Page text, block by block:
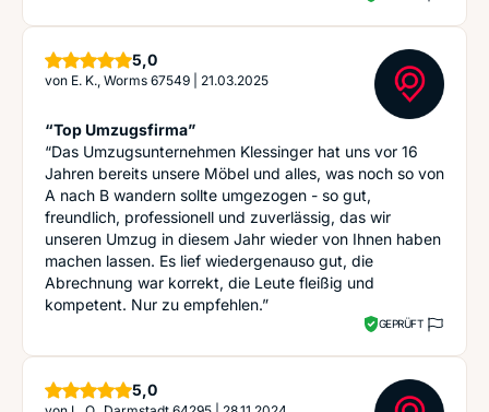
5,0Sterne
von E. K., Worms 67549 21.03.2025
“Top Umzugsfirma”
“Das Umzugsunternehmen Klessinger hat uns vor 16
Jahren bereits unsere Möbel und alles, was noch so von
A nach B wandern sollte umgezogen - so gut,
freundlich, professionell und zuverlässig, das wir
unseren Umzug in diesem Jahr wieder von Ihnen haben
machen lassen. Es lief wiedergenauso gut, die
Abrechnung war korrekt, die Leute fleißig und
kompetent. Nur zu empfehlen.”
GEPRÜFT
5,0Sterne